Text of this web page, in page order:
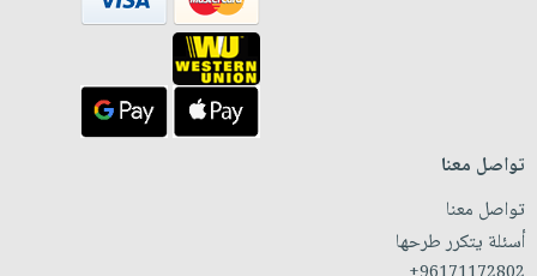
تواصل معنا
تواصل معنا
أسئلة يتكرر طرحها